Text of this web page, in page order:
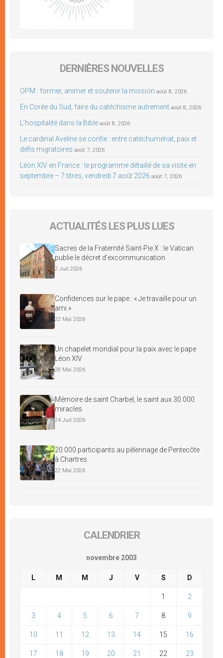
DERNIÈRES NOUVELLES
OPM : former, animer et soutenir la mission août 8, 2026
En Corée du Sud, faire du catéchisme autrement août 8, 2026
L’hospitalité dans la Bible août 8, 2026
Le cardinal Aveline se confie : entre catéchuménat, paix et
défis migratoires août 7, 2026
Léon XIV en France : le programme détaillé de sa visite en
septembre – 7 titres, vendredi 7 août 2026 août 7, 2026
ACTUALITÉS LES PLUS LUES
Sacres de la Fraternité Saint-Pie X : le Vatican
publie le décret d’excommunication
2 Juil 2026
Confidences sur le pape : « Je travaille pour un
ami »
22 Mai 2026
Un chapelet mondial pour la paix avec le pape
Léon XIV
28 Mai 2026
Mémoire de saint Charbel, le saint aux 30 000
miracles
24 Juil 2026
20 000 participants au pèlerinage de Pentecôte
à Chartres
22 Mai 2026
CALENDRIER
novembre 2003
L M M J V S D
1 2
3 4 5 6 7 8 9
10 11 12 13 14 15 16
17 18 19 20 21 22 23